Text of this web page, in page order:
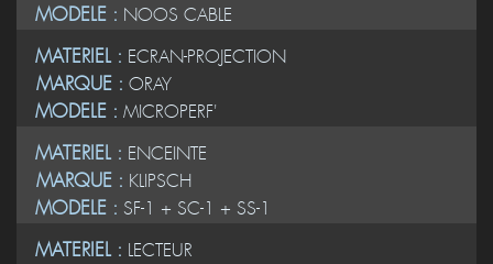
MODELE : NOOS CABLE
MATERIEL : ECRAN-PROJECTION
MARQUE : ORAY
MODELE : MICROPERF'
MATERIEL : ENCEINTE
MARQUE : KLIPSCH
MODELE : SF-1 + SC-1 + SS-1
MATERIEL : LECTEUR